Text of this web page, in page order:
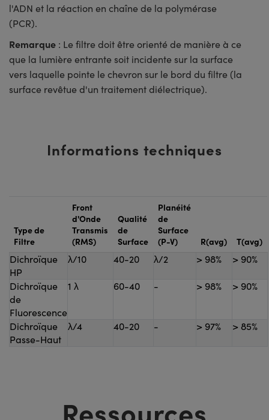
l'ADN et la réaction en chaîne de la polymérase
(PCR).
Remarque : Le filtre doit être orienté de manière à ce
que la lumière entrante soit incidente sur la surface
vers laquelle pointe le chevron sur le bord du filtre (la
surface revêtue d'un traitement diélectrique).
Informations techniques
Type de
Filtre
Front
d'Onde
Transmis
(RMS)
Qualité
de
Surface
Planéité
de
Surface
(P-V)
R(avg) T(avg)
Dichroïque
HP
λ/10 40-20 λ/2 > 98% > 90%
Dichroïque
de
Fluorescence
1 λ 60-40 - > 98% > 90%
Dichroïque
Passe-Haut
λ/4 40-20 - > 97% > 85%
Ressources